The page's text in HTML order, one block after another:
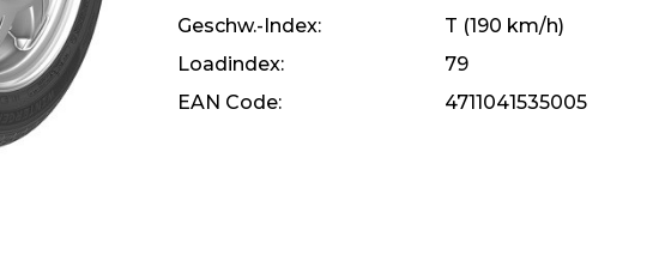
Geschw.-Index
T (190 km/h)
Loadindex
79
EAN Code
4711041535005